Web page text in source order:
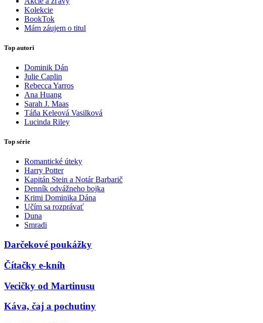
Kolekcie
BookTok
Mám záujem o titul
Top autori
Dominik Dán
Julie Caplin
Rebecca Yarros
Ana Huang
Sarah J. Maas
Táňa Keleová Vasilková
Lucinda Riley
Top série
Romantické úteky
Harry Potter
Kapitán Stein a Notár Barbarič
Denník odvážneho bojka
Krimi Dominika Dána
Učím sa rozprávať
Duna
Smradi
Darčekové poukážky
Čítačky e-kníh
Vecičky od Martinusu
Káva, čaj a pochutiny